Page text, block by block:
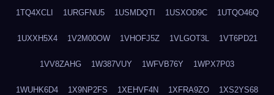
1TQ4XCLI 1URGFNU5 1USMDQTI 1USXOD9C 1UTQO46Q
1UXXH5X4 1V2M00OW 1VHOFJ5Z 1VLGOT3L 1VT6PD21
1VV8ZAHG 1W387VUY 1WFVB76Y 1WPX7P03
1WUHK6D4 1X9NP2FS 1XEHVF4N 1XFRA9ZO 1XS2YS68